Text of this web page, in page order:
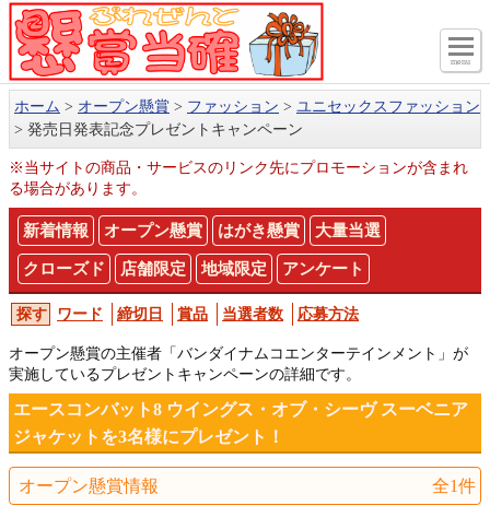
menu
ホーム オープン懸賞 ファッション
ユニセックスファッション
発売日発表記念プレゼントキャンペーン
※当サイトの商品・サービスのリンク先にプロモーションが含まれ
る場合があります。
新着情報 オープン懸賞 はがき懸賞 大量当選
クローズド 店舗限定 地域限定 アンケート
ワード 締切日 賞品 当選者数 応募方法
オープン懸賞の主催者「バンダイナムコエンターテインメント」が
実施しているプレゼントキャンペーンの詳細です。
エースコンバット8 ウイングス・オブ・シーヴ スーベニア
ジャケットを3名様にプレゼント！
オープン懸賞情報 全1件